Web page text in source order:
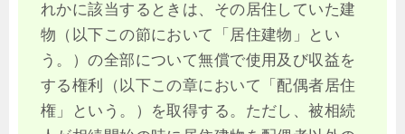
れかに該当するときは、その居住していた建
物（以下この節において「居住建物」とい
う。）の全部について無償で使用及び収益を
する権利（以下この章において「配偶者居住
権」という。）を取得する。ただし、被相続